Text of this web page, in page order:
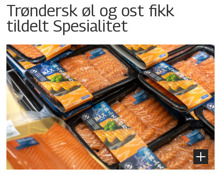
Trøndersk øl og ost fikk
tildelt Spesialitet